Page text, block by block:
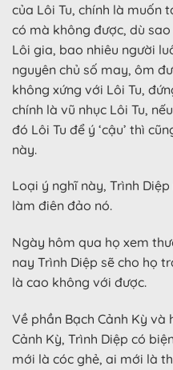
của Lôi Tu, chính là muốn
có mà không được, dù
Lôi gia, bao nhiêu người
nguyên chủ số may, ôm
không xứng với Lôi Tu,
chính là vũ nhục Lôi Tu,
đó Lôi Tu để ý ‘cậu’ thì
này.
Loại ý nghĩ này, Trình
làm điên đảo nó.
Ngày hôm qua họ xem
nay Trình Diệp sẽ cho họ
là cao không với được.
Về phần Bạch Cảnh Kỳ và
Cảnh Kỳ, Trình Diệp có
mới là cóc ghẻ, ai mới là